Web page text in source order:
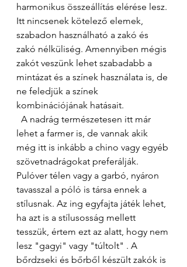
harmonikus összeállítás elérése lesz.
Itt nincsenek kötelező elemek,
szabadon használható a zakó és
zakó nélküliség. Amennyiben mégis
zakót veszünk lehet szabadabb a
mintázat és a színek használata is, de
ne feledjük a színek
kombinációjának hatásait.
lehet a farmer is, de vannak akik
még itt is inkább a chino vagy egyéb
szövetnadrágokat preferálják.
Pulóver télen vagy a garbó, nyáron
tavasszal a póló is társa ennek a
stílusnak. Az ing egyfajta játék lehet,
ha azt is a stílusosság mellett
tesszük, értem ezt az alatt, hogy nem
lesz "gagyi" vagy "túltolt" . A
bőrdzseki és bőrből készült zakók is